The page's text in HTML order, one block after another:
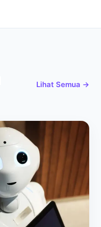
Lihat Semua →